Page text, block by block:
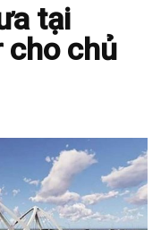
tại
cho chủ